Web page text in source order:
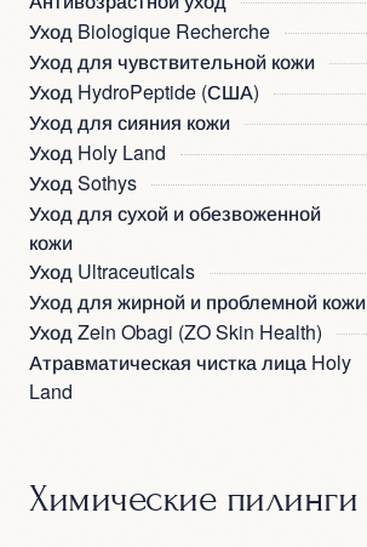
Уход Biologique Recherche
Уход для чувствительной кожи
Уход HydroPeptide (США)
Уход для сияния кожи
Уход Holy Land
Уход Sothys
Уход для сухой и обезвоженной
кожи
Уход Ultraceuticals
Уход для жирной и проблемной кожи
Уход Zein Obagi (ZO Skin Health)
Атравматическая чистка лица Holy
Land
Химические пилинги